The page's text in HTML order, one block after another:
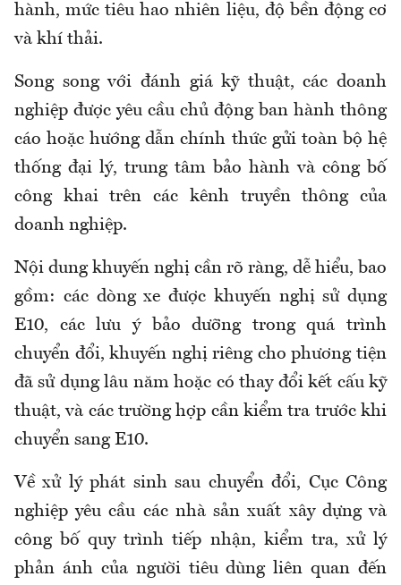
hành, mức tiêu hao nhiên liệu, độ bền động cơ
và khí thải.
Song song với đánh giá kỹ thuật, các doanh
nghiệp được yêu cầu chủ động ban hành thông
cáo hoặc hướng dẫn chính thức gửi toàn bộ hệ
thống đại lý, trung tâm bảo hành và công bố
công khai trên các kênh truyền thông của
doanh nghiệp.
Nội dung khuyến nghị cần rõ ràng, dễ hiểu, bao
gồm: các dòng xe được khuyến nghị sử dụng
E10, các lưu ý bảo dưỡng trong quá trình
chuyển đổi, khuyến nghị riêng cho phương tiện
đã sử dụng lâu năm hoặc có thay đổi kết cấu kỹ
thuật, và các trường hợp cần kiểm tra trước khi
chuyển sang E10.
Về xử lý phát sinh sau chuyển đổi, Cục Công
nghiệp yêu cầu các nhà sản xuất xây dựng và
công bố quy trình tiếp nhận, kiểm tra, xử lý
phản ánh của người tiêu dùng liên quan đến